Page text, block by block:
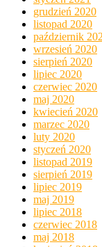
grudzień 2020
listopad 2020
październik
wrzesień 2020
sierpień 2020
lipiec 2020
czerwiec 2020
maj 2020
kwiecień 2020
marzec 2020
luty 2020
styczeń 2020
listopad 2019
sierpień 2019
lipiec 2019
maj 2019
lipiec 2018
czerwiec 2018
maj 2018